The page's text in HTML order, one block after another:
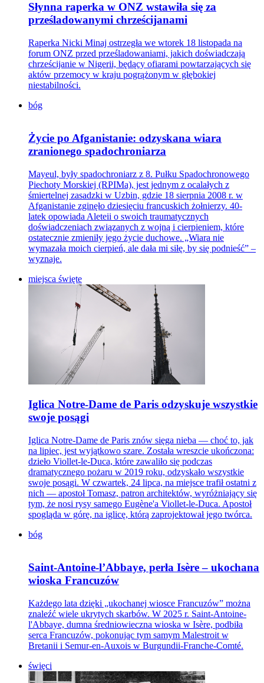
Słynna raperka w ONZ wstawiła się za
prześladowanymi chrześcijanami
Raperka Nicki Minaj ostrzegła we wtorek 18 listopada na
forum ONZ przed prześladowaniami, jakich doświadczają
chrześcijanie w Nigerii, będący ofiarami powtarzających się
aktów przemocy w kraju pogrążonym w głębokiej
niestabilności.
bóg
Życie po Afganistanie: odzyskana wiara
zranionego spadochroniarza
Mayeul, były spadochroniarz z 8. Pułku Spadochronowego
Piechoty Morskiej (RPIMa), jest jednym z ocalałych z
śmiertelnej zasadzki w Uzbin, gdzie 18 sierpnia 2008 r. w
Afganistanie zginęło dziesięciu francuskich żołnierzy. 40-
latek opowiada Aleteii o swoich traumatycznych
doświadczeniach związanych z wojną i cierpieniem, które
ostatecznie zmieniły jego życie duchowe. „Wiara nie
wymazała moich cierpień, ale dała mi siłę, by się podnieść” –
wyznaje.
miejsca święte
Iglica Notre-Dame de Paris odzyskuje wszystkie
swoje posągi
Iglica Notre-Dame de Paris znów sięga nieba — choć to, jak
na lipiec, jest wyjątkowo szare. Została wreszcie ukończona:
dzieło Viollet-le-Duca, które zawaliło się podczas
dramatycznego pożaru w 2019 roku, odzyskało wszystkie
swoje posągi. W czwartek, 24 lipca, na miejsce trafił ostatni z
nich — apostoł Tomasz, patron architektów, wyróżniający się
tym, że nosi rysy samego Eugène'a Viollet-le-Duca. Apostoł
spogląda w górę, na iglicę, którą zaprojektował jego twórca.
bóg
Saint-Antoine-l’Abbaye, perła Isère – ukochana
wioska Francuzów
Każdego lata dzięki „ukochanej wiosce Francuzów” można
znaleźć wiele ukrytych skarbów. W 2025 r. Saint-Antoine-
l'Abbaye, dumna średniowieczna wioska w Isère, podbiła
serca Francuzów, pokonując tym samym Malestroit w
Bretanii i Semur-en-Auxois w Burgundii-Franche-Comté.
święci